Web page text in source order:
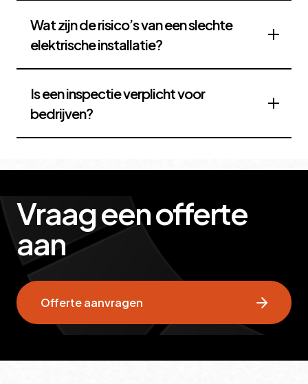
Wat zijn de risico’s van een slechte
elektrische installatie?
Is een inspectie verplicht voor
bedrijven?
Vraag een offerte
aan
Offerte aanvragen